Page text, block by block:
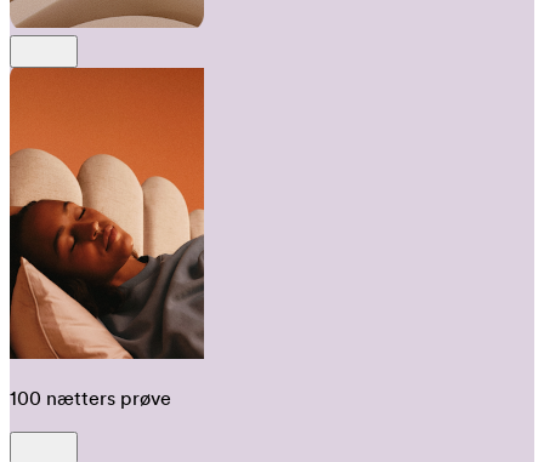
100 nætters prøve